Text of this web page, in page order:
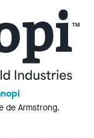
de Armstrong.